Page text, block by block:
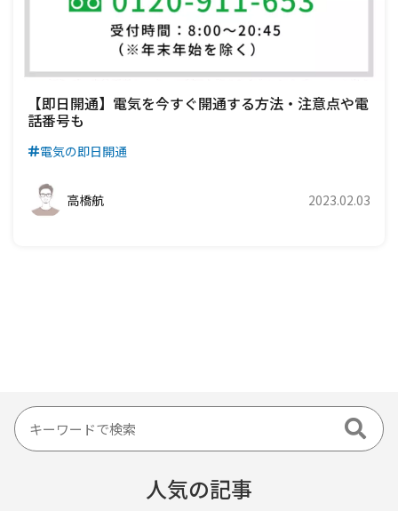
【即日開通】電気を今すぐ開通する方法・注意点や電
話番号も
電気の即日開通
高橋航 2023.02.03
人気の記事